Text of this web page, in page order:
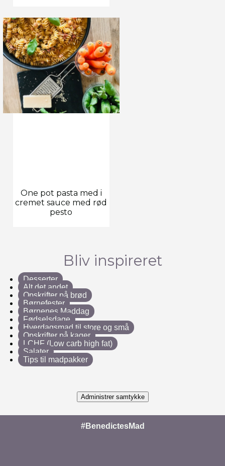
One pot pasta med i
cremet sauce med rød
pesto
Bliv inspireret
Desserter
Alt det andet
Opskrifter på brød
Børnefester
Børnenes Maddag
Fødselsdage
Hverdagsmad til store og små
Opskrifter på kager
LCHF (Low carb high fat)
Salater
Tips til madpakker
Administrer samtykke
#BenedictesMad